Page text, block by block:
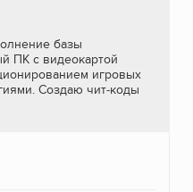
базы
ПК с видеокартой
игровых
Создаю чит-коды